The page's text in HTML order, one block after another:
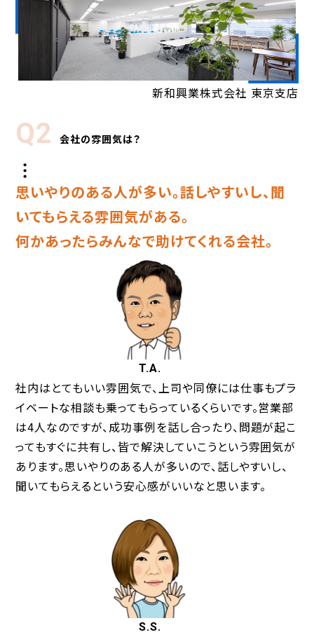
新和興業株式会社 東京支店
Q2 会社の雰囲気は？
思いやりのある人が多い。話しやすいし、聞
いてもらえる雰囲気がある。
何かあったらみんなで助けてくれる会社。
T.A.
社内はとてもいい雰囲気で、上司や同僚には仕事もプラ
イベートな相談も乗ってもらっているくらいです。営業部
は4人なのですが、成功事例を話し合ったり、問題が起こ
ってもすぐに共有し、皆で解決していこうという雰囲気が
あります。思いやりのある人が多いので、話しやすいし、
聞いてもらえるという安心感がいいなと思います。
S.S.